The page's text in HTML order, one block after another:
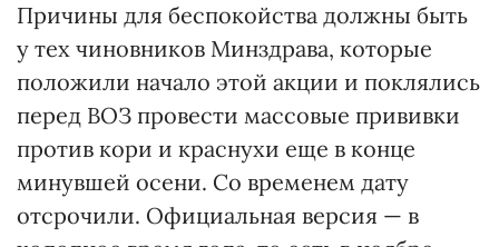
Причины для беспокойства должны быть
у тех чиновников Минздрава, которые
положили начало этой акции и поклялись
перед ВОЗ провести массовые прививки
против кори и краснухи еще в конце
минувшей осени. Со временем дату
отсрочили. Официальная версия — в